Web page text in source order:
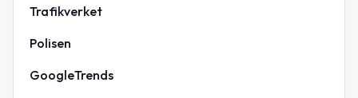
Trafikverket
Polisen
GoogleTrends